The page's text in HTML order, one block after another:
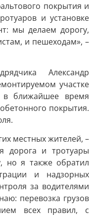
покрытия и
и установке
мы делаем дорогу,
и пешеходам», –
Александр
участке
в ближайшее время
покрытия.
местных жителей, –
дорога и тротуары
но я также обратил
и надзорных
за водителями
перевозка грузов
всех правил, с